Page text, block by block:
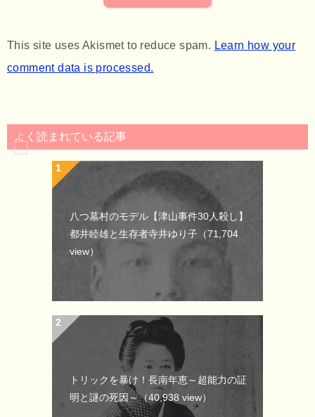
This site uses Akismet to reduce spam. Learn how your
comment data is processed.
よく読まれている記事
八つ墓村のモデル【津山事件30人殺し】
都井睦雄と生存者寺井ゆり子 （71,704
view）
トリックを暴け！長南年恵～超能力の証
明と謎の死因～（40,938 view）